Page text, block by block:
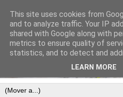
This site uses cookies from
and to analyze traffic. Your IP
shared with Google along with
metrics to ensure quality of
statistics, and to detect and
LEARN MORE